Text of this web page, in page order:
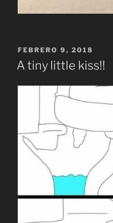
PUBLICADO
EL
FEBRERO 9, 2018
A tiny little kiss!!